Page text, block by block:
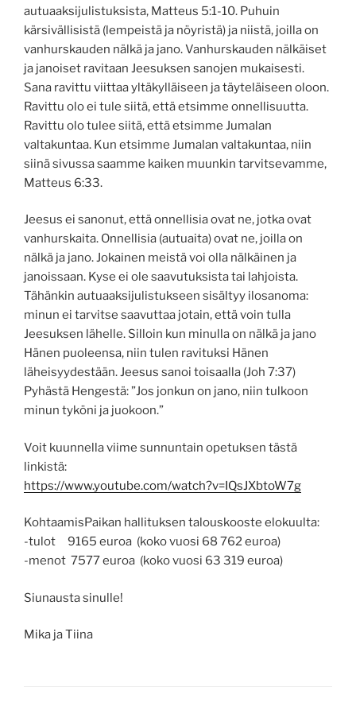
autuaaksijulistuksista, Matteus 5:1-10. Puhuin
kärsivällisistä (lempeistä ja nöyristä) ja niistä, joilla on
vanhurskauden nälkä ja jano. Vanhurskauden nälkäiset
ja janoiset ravitaan Jeesuksen sanojen mukaisesti.
Sana ravittu viittaa yltäkylläiseen ja täyteläiseen oloon.
Ravittu olo ei tule siitä, että etsimme onnellisuutta.
Ravittu olo tulee siitä, että etsimme Jumalan
valtakuntaa. Kun etsimme Jumalan valtakuntaa, niin
siinä sivussa saamme kaiken muunkin tarvitsevamme,
Matteus 6:33.
Jeesus ei sanonut, että onnellisia ovat ne, jotka ovat
vanhurskaita. Onnellisia (autuaita) ovat ne, joilla on
nälkä ja jano. Jokainen meistä voi olla nälkäinen ja
janoissaan. Kyse ei ole saavutuksista tai lahjoista.
Tähänkin autuaaksijulistukseen sisältyy ilosanoma:
minun ei tarvitse saavuttaa jotain, että voin tulla
Jeesuksen lähelle. Silloin kun minulla on nälkä ja jano
Hänen puoleensa, niin tulen ravituksi Hänen
läheisyydestään. Jeesus sanoi toisaalla (Joh 7:37)
Pyhästä Hengestä: ”Jos jonkun on jano, niin tulkoon
minun tyköni ja juokoon.”
Voit kuunnella viime sunnuntain opetuksen tästä
linkistä:
https://www.youtube.com/watch?v=IQsJXbtoW7g
KohtaamisPaikan hallituksen talouskooste elokuulta:
-tulot 9165 euroa (koko vuosi 68 762 euroa)
-menot 7577 euroa (koko vuosi 63 319 euroa)
Siunausta sinulle!
Mika ja Tiina